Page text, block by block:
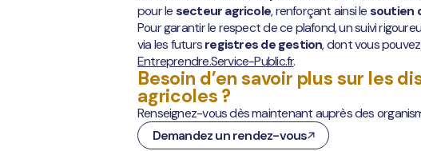
pour lesecteur agricole, renforçant ainsi lesoutien
Pour garantir le respect de ce plafond, un suivi
via les futursregistres de gestion, dont vous
Entreprendre.Service-Public.fr.
Besoin d’en savoir plus sur les
agricoles ?
Renseignez-vous dès maintenant auprès des
Demandez un rendez-vous